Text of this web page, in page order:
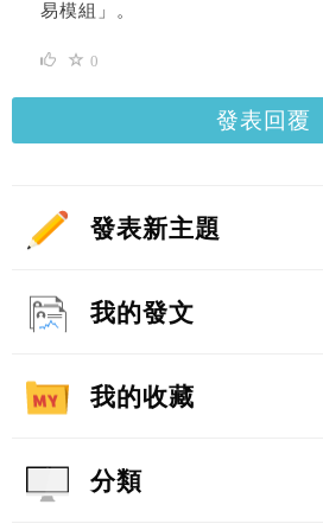
易模組」。
0
發表回覆
發表新主題
我的發文
我的收藏
分類